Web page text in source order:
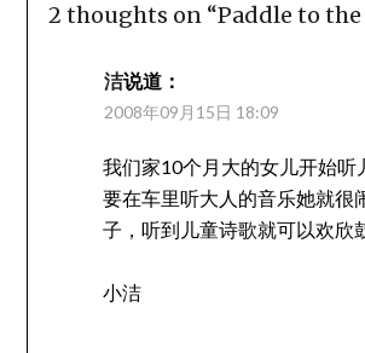
2 thoughts on “Paddle to the
洁说道：
2008年09月15日 18:09
我们家10个月大的女儿开始听
要在车里听大人的音乐她就很
子，听到儿童诗歌就可以欢欣
小洁